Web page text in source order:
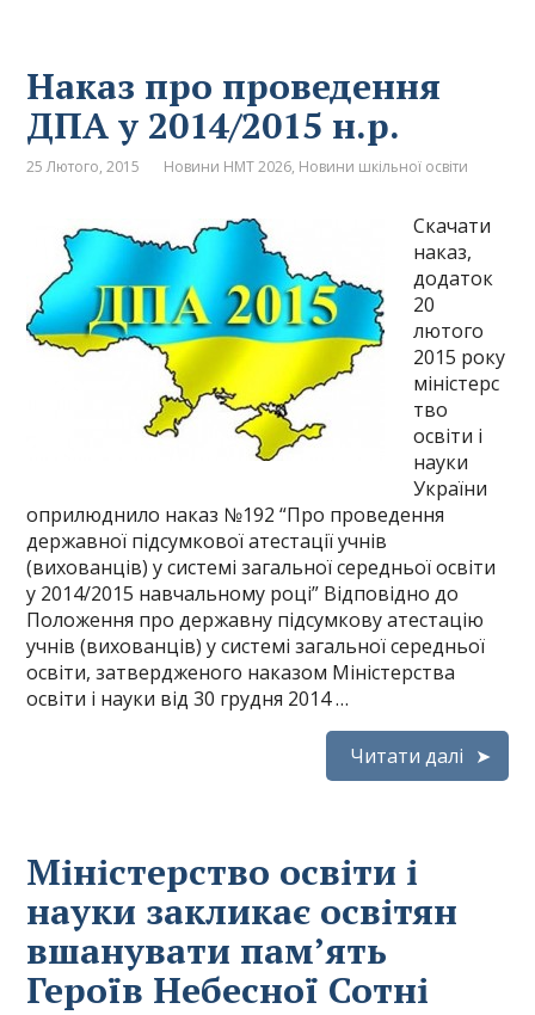
Наказ про проведення
ДПА у 2014/2015 н.р.
25 Лютого, 2015 Новини НМТ 2026, Новини шкільної освіти
Скачати
наказ,
додаток
20
лютого
2015 року
міністерс
тво
освіти і
науки
України
оприлюднило наказ №192 “Про проведення
державної підсумкової атестації учнів
(вихованців) у системі загальної середньої освіти
у 2014/2015 навчальному році” Відповідно до
Положення про державну підсумкову атестацію
учнів (вихованців) у системі загальної середньої
освіти, затвердженого наказом Міністерства
освіти і науки від 30 грудня 2014 …
Читати далі
Міністерство освіти і
науки закликає освітян
вшанувати пам’ять
Героїв Небесної Сотні